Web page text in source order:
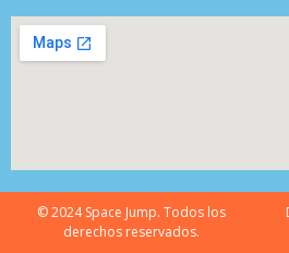
© 2024 Space Jump. Todos los
derechos reservados.